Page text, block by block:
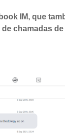
IM, que
chamadas